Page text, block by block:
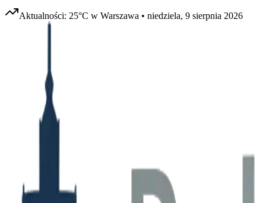
Aktualności: 25°C w Warszawa • niedziela, 9 sierpnia 2026